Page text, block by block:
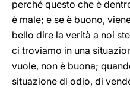
perché questo che è
è male; e se è buono,
bello dire la verità a noi
ci troviamo in una
vuole, non è buona;
situazione di odio, di